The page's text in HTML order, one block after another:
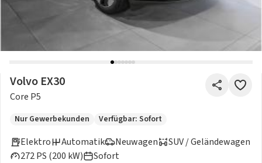
Volvo EX30
Core P5
Nur Gewerbekunden Verfügbar: Sofort
Elektro
Neuwagen
272 PS (200 kW)
Automatik
SUV / Geländewagen
Sofort